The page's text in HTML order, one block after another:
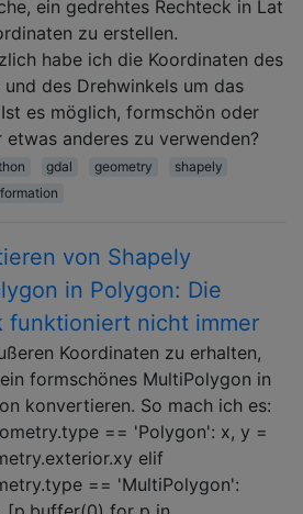
ein gedrehtes Rechteck in Lat
zu erstellen.
habe ich die Koordinaten des
und des Drehwinkels um das
es möglich, formschön oder
etwas anderes zu verwenden?
gdal geometry
shapely
von Shapely
in Polygon: Die
funktioniert nicht immer
Koordinaten zu erhalten,
formschönes MultiPolygon in
konvertieren. So mach ich es:
== 'Polygon': x, y =
elif
== 'MultiPolygon':